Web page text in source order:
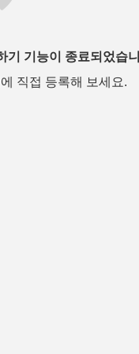
기 기능이 종료되었습
직접 등록해 보세요.